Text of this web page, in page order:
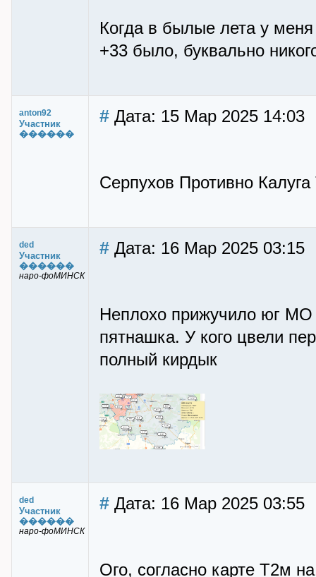
Когда в былые лета у
+33 было, буквально
anton92
Участник
������
# Дата: 15 Мар 2025 14:03
Серпухов Противно Калуга
ded
Участник
������
наро-фоМИНСК
# Дата: 16 Мар 2025 03:15
Неплохо прижучило юг
пятнашка. У кого цвели
полный кирдык
ded
Участник
������
наро-фоМИНСК
# Дата: 16 Мар 2025 03:55
Ого, согласно карте Т2м